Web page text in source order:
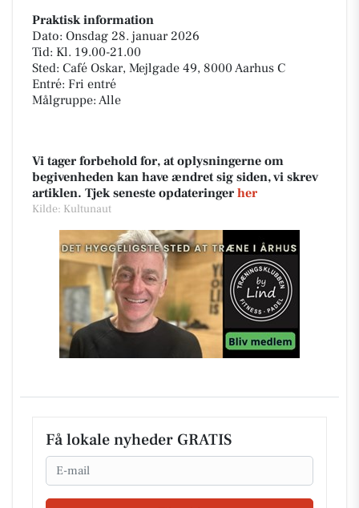
Praktisk information
Dato: Onsdag 28. januar 2026
Tid: Kl. 19.00-21.00
Sted: Café Oskar, Mejlgade 49, 8000 Aarhus C
Entré: Fri entré
Målgruppe: Alle
Vi tager forbehold for, at oplysningerne om
begivenheden kan have ændret sig siden, vi skrev
artiklen. Tjek seneste opdateringer her
Kilde: Kultunaut
Få lokale nyheder GRATIS
Email